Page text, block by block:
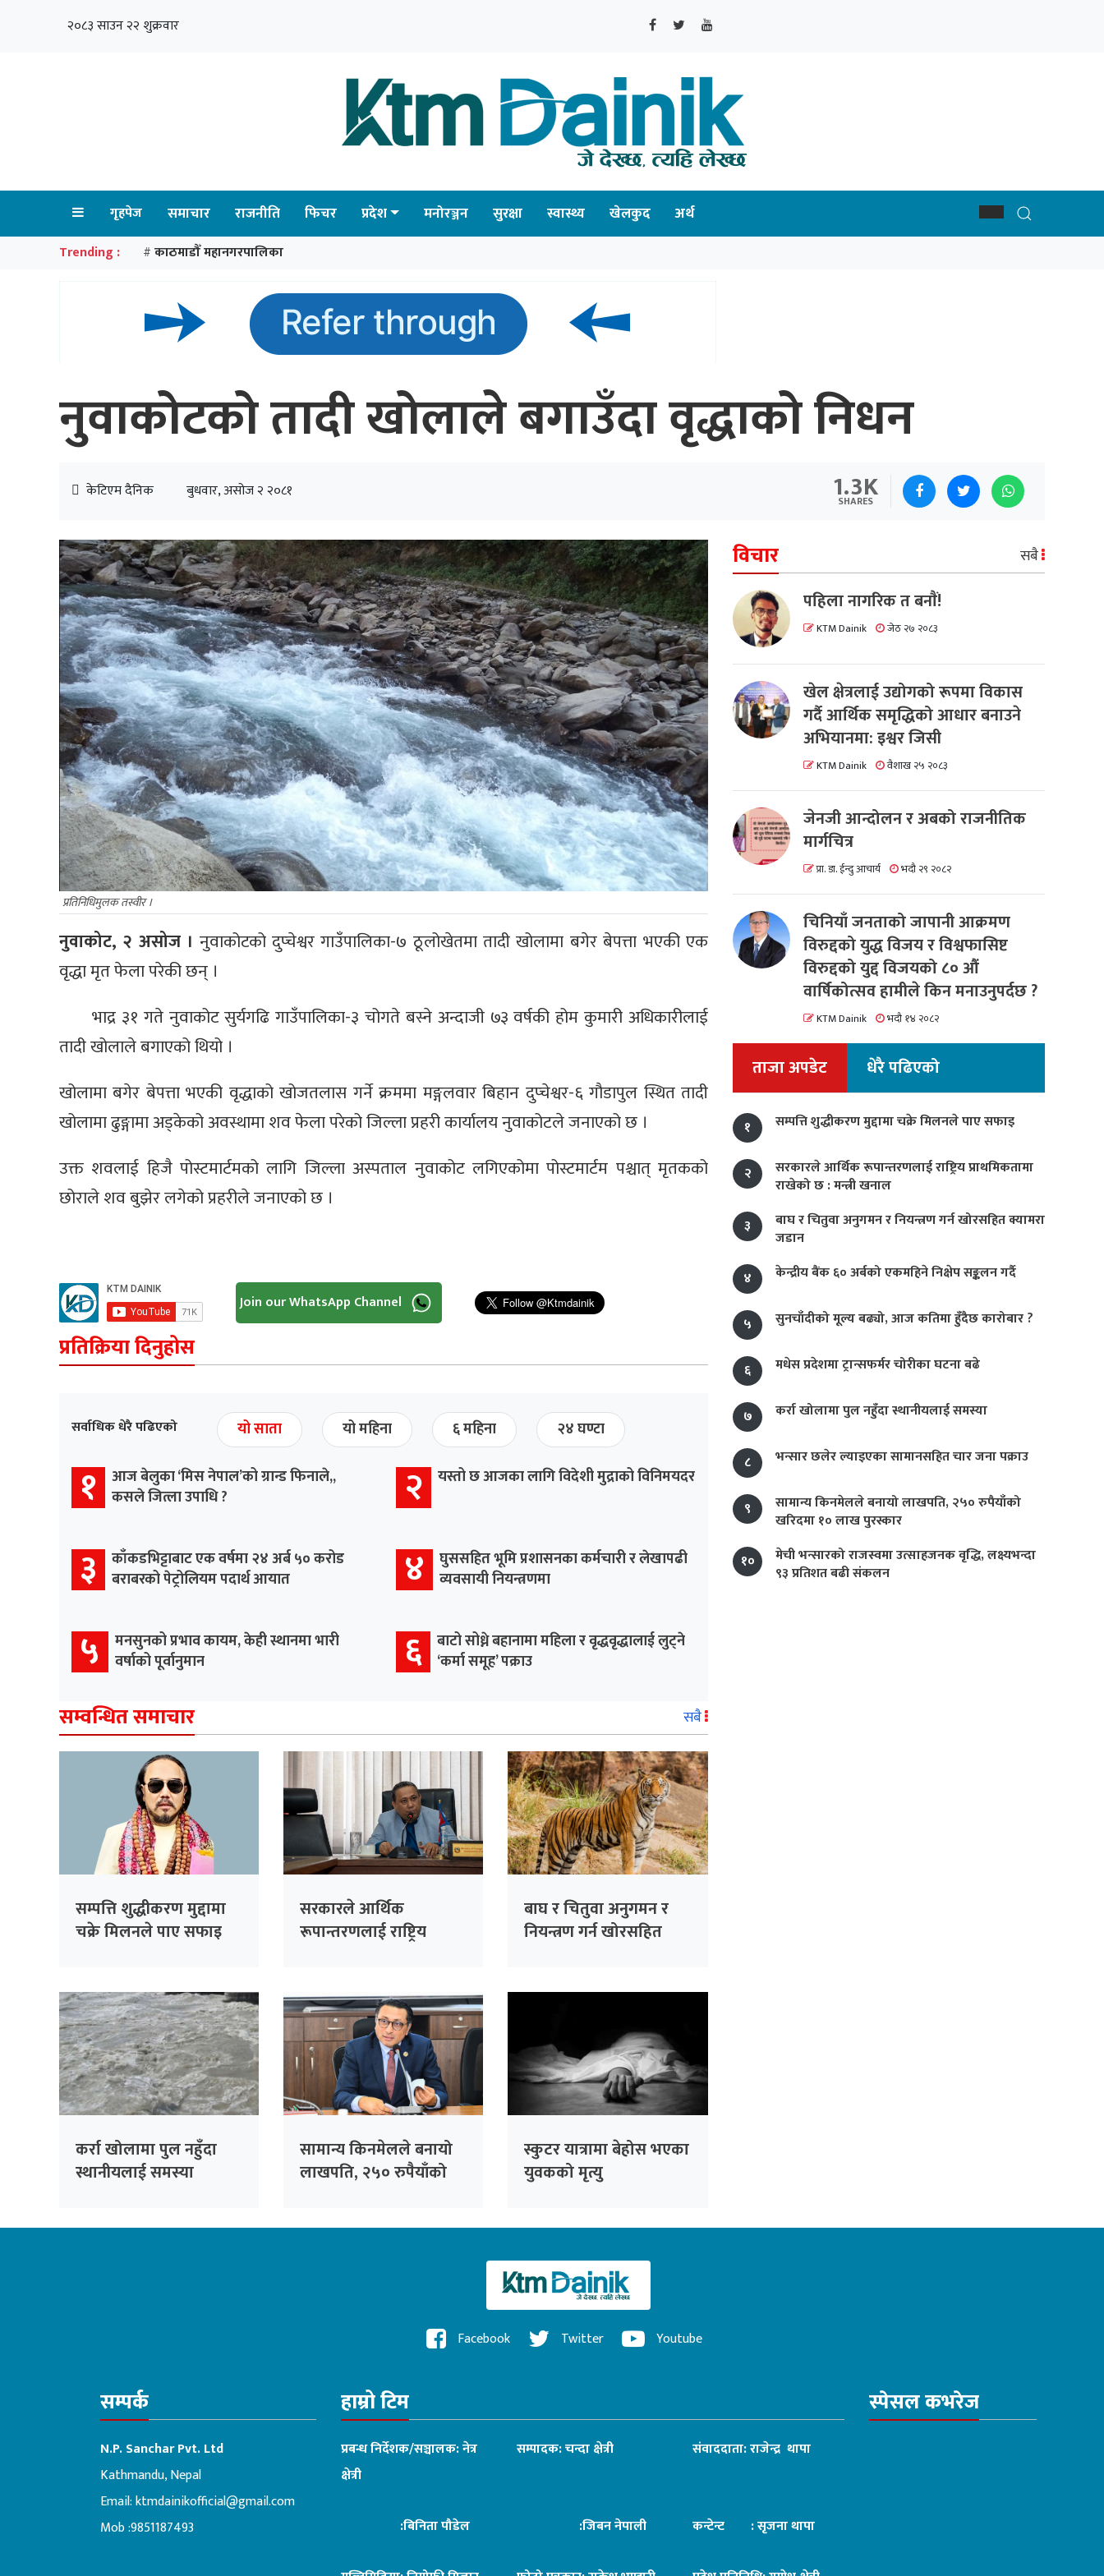
२०८३ साउन २२ शुक्रवार
गृहपेज समाचार राजनीति फिचर प्रदेश मनोरञ्जन सुरक्षा स्वास्थ्य खेलकुद अर्थ
Trending : # काठमाडौँ महानगरपालिका
नुवाकोटको तादी खोलाले बगाउँदा वृद्धाको निधन
केटिएम दैनिक बुधवार, असोज २ २०८१ 1.3K
SHARES
प्रतिनिधिमुलक तस्वीर ।
नुवाकोट, २ असोज । नुवाकोटको दुप्चेश्वर गाउँपालिका-७ ठूलोखेतमा तादी खोलामा बगेर बेपत्ता भएकी एक
वृद्धा मृत फेला परेकी छन् ।
भाद्र ३१ गते नुवाकोट सुर्यगढि गाउँपालिका-३ चोगते बस्ने अन्दाजी ७३ वर्षकी होम कुमारी अधिकारीलाई
तादी खोलाले बगाएको थियो ।
खोलामा बगेर बेपत्ता भएकी वृद्धाको खोजतलास गर्ने क्रममा मङ्गलवार बिहान दुप्चेश्वर-६ गौडापुल स्थित तादी
खोलामा ढुङ्गामा अड्केको अवस्थामा शव फेला परेको जिल्ला प्रहरी कार्यालय नुवाकोटले जनाएको छ ।
उक्त शवलाई हिजै पोस्टमार्टमको लागि जिल्ला अस्पताल नुवाकोट लगिएकोमा पोस्टमार्टम पश्चात् मृतकको
छोराले शव बुझेर लगेको प्रहरीले जनाएको छ ।
Join our WhatsApp Channel
प्रतिक्रिया दिनुहोस
सर्वाधिक धेरै पढिएको यो साता यो महिना ६ महिना २४ घण्टा
१
आज बेलुका ‘मिस नेपाल’को ग्रान्ड फिनाले,,
कसले जित्ला उपाधि ?
२ यस्तो छ आजका लागि विदेशी मुद्राको विनिमयदर
३
काँकडभिट्टाबाट एक वर्षमा २४ अर्ब ५० करोड
बराबरको पेट्रोलियम पदार्थ आयात
४
घुससहित भूमि प्रशासनका कर्मचारी र लेखापढी
व्यवसायी नियन्त्रणमा
५
मनसुनको प्रभाव कायम, केही स्थानमा भारी
वर्षाको पूर्वानुमान
६ बाटो सोध्ने बहानामा महिला र वृद्धवृद्धालाई लुट्ने
‘कर्मा समूह’ पक्राउ
सम्वन्धित समाचार सबै
सम्पत्ति शुद्धीकरण मुद्दामा
चक्रे मिलनले पाए सफाइ
सरकारले आर्थिक
रूपान्तरणलाई राष्ट्रिय
बाघ र चितुवा अनुगमन र
नियन्त्रण गर्न खोरसहित
कर्रा खोलामा पुल नहुँदा
स्थानीयलाई समस्या
सामान्य किनमेलले बनायो
लाखपति, २५० रुपैयाँको
स्कुटर यात्रामा बेहोस भएका
युवकको मृत्यु
विचार सबै
पहिला नागरिक त बनाैं!
KTM Dainik जेठ २७ २०८३
खेल क्षेत्रलाई उद्योगको रूपमा विकास
गर्दै आर्थिक समृद्धिको आधार बनाउने
अभियानमा: इश्वर जिसी
KTM Dainik वैशाख २५ २०८३
जेनजी आन्दोलन र अबको राजनीतिक
मार्गचित्र
प्रा. डा. ईन्दु आचार्य भदौ २९ २०८२
चिनियाँ जनताको जापानी आक्रमण
विरुद्दको युद्ध विजय र विश्वफासिष्ट
विरुद्दको युद्द विजयको ८० औं
वार्षिकोत्सव हामीले किन मनाउनुपर्दछ ?
KTM Dainik भदौ १४ २०८२
ताजा अपडेट धेरै पढिएको
१ सम्पत्ति शुद्धीकरण मुद्दामा चक्रे मिलनले पाए सफाइ
२
सरकारले आर्थिक रूपान्तरणलाई राष्ट्रिय प्राथमिकतामा
राखेको छ : मन्त्री खनाल
३
बाघ र चितुवा अनुगमन र नियन्त्रण गर्न खोरसहित क्यामरा
जडान
४
केन्द्रीय बैंक ६० अर्बको एकमहिने निक्षेप सङ्कलन गर्दै
५ सुनचाँदीको मूल्य बढ्यो, आज कतिमा हुँदैछ कारोबार ?
६ मधेस प्रदेशमा ट्रान्सफर्मर चोरीका घटना बढे
७ कर्रा खोलामा पुल नहुँदा स्थानीयलाई समस्या
८ भन्सार छलेर ल्याइएका सामानसहित चार जना पक्राउ
९
सामान्य किनमेलले बनायो लाखपति, २५० रुपैयाँको
खरिदमा १० लाख पुरस्कार
१०
मेची भन्सारको राजस्वमा उत्साहजनक वृद्धि, लक्ष्यभन्दा
९३ प्रतिशत बढी संकलन
Facebook Twitter Youtube
सम्पर्क
N.P. Sanchar Pvt. Ltd
Kathmandu, Nepal
Email:ktmdainikofficial@gmail.com
Mob :9851187493
हाम्रो टिम
प्रबन्ध निर्देशक/सञ्चालक: नेत्र
क्षेत्री
सम्पादक: चन्दा क्षेत्री संवाददाता: राजेन्द्र थापा
:बिनिता पौडेल :जिबन नेपाली कन्टेन्ट : सृजना थापा
स्पेसल कभरेज